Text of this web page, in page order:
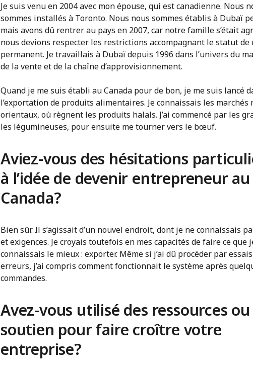
Je suis venu en 2004 avec mon épouse, qui est canadienne. Nous
sommes installés à Toronto. Nous nous sommes établis à Dubaï
mais avons dû rentrer au pays en 2007, car notre famille s’était
nous devions respecter les restrictions accompagnant le statut de
permanent. Je travaillais à Dubaï depuis 1996 dans l’univers du
de la vente et de la chaîne d’approvisionnement.
Quand je me suis établi au Canada pour de bon, je me suis lancé
l’exportation de produits alimentaires. Je connaissais les marchés
orientaux, où règnent les produits halals. J’ai commencé par les
les légumineuses, pour ensuite me tourner vers le bœuf.
Aviez-vous des hésitations
à l’idée de devenir entrepreneur au
Canada?
Bien sûr. Il s’agissait d’un nouvel endroit, dont je ne connaissais
et exigences. Je croyais toutefois en mes capacités de faire ce que
connaissais le mieux : exporter. Même si j’ai dû procéder par
erreurs, j’ai compris comment fonctionnait le système après
commandes.
Avez-vous utilisé des ressources
soutien pour faire croître votre
entreprise?